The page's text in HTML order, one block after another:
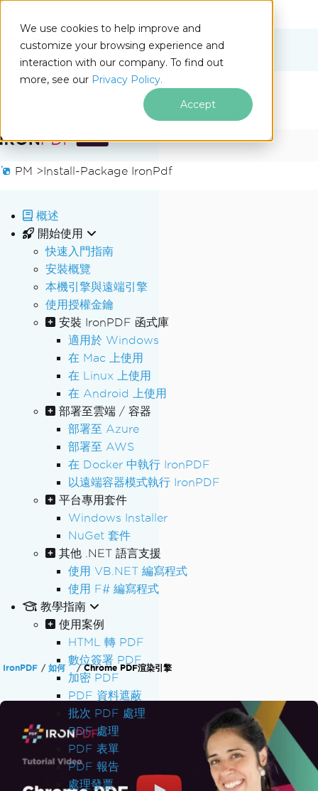
We use cookies to help improve and
customize your browsing experience and
interaction with our company. To find out
more, see our Privacy Policy.
Accept
.NET
跳至頁尾內容
Docs
PM >Install-Package IronPdf
概述
開始使用
快速入門指南
安裝概覽
本機引擎與遠端引擎
使用授權金鑰
安裝 IronPDF 函式庫
適用於 Windows
在 Mac 上使用
在 Linux 上使用
在 Android 上使用
部署至雲端 / 容器
部署至 Azure
部署至 AWS
在 Docker 中執行 IronPDF
以遠端容器模式執行 IronPDF
平台專用套件
Windows Installer
NuGet 套件
其他 .NET 語言支援
使用 VB.NET 編寫程式
使用 F# 編寫程式
教學指南
使用案例
HTML 轉 PDF
數位簽署 PDF
加密 PDF
PDF 資料遮蔽
批次 PDF 處理
PDF 處理
PDF 表單
PDF 報告
處理發票
IronPDF 如何 Chrome PDF渲染引擎